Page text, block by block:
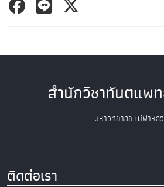
สำนักวิชาทันตแพ
มหาวิทยาลัยแม่ฟ้าหล
ติดต่อเรา